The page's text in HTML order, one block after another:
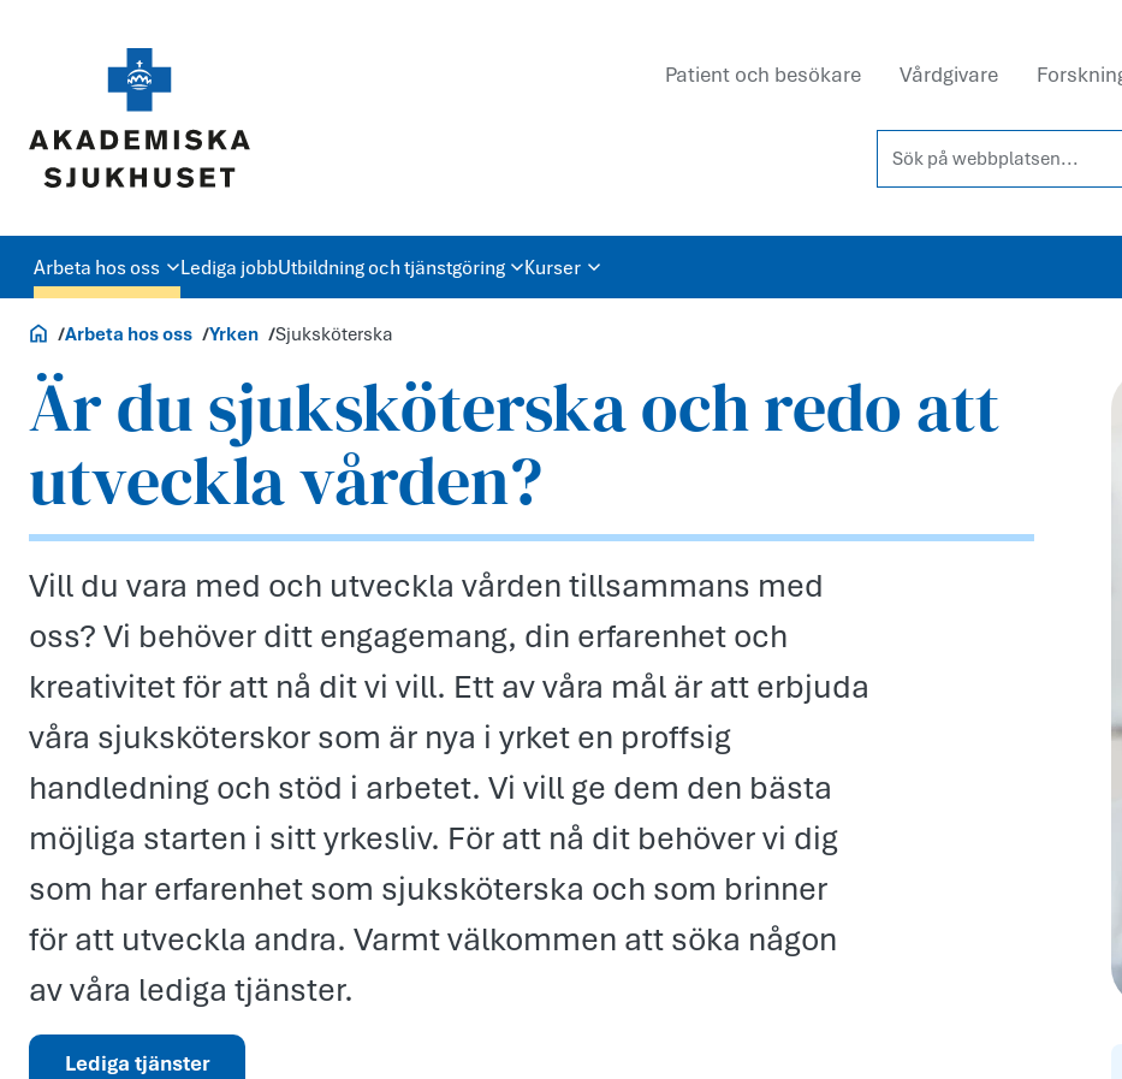
Patient och besökare Vårdgivare
Sök på webbplatsen...
Arbeta hos oss Lediga jobbUtbildning och tjänstgöring Kurser
Jobb och utbildning
Arbeta hos oss Yrken Sjuksköterska
Är du sjuksköterska och redo att
utveckla vården?
Vill du vara med och utveckla vården tillsammans med
oss? Vi behöver ditt engagemang, din erfarenhet och
kreativitet för att nå dit vi vill. Ett av våra mål är att erbjuda
våra sjuksköterskor som är nya i yrket en proffsig
handledning och stöd i arbetet. Vi vill ge dem den bästa
möjliga starten i sitt yrkesliv. För att nå dit behöver vi dig
som har erfarenhet som sjuksköterska och som brinner
för att utveckla andra. Varmt välkommen att söka någon
av våra lediga tjänster.
Lediga tjänster